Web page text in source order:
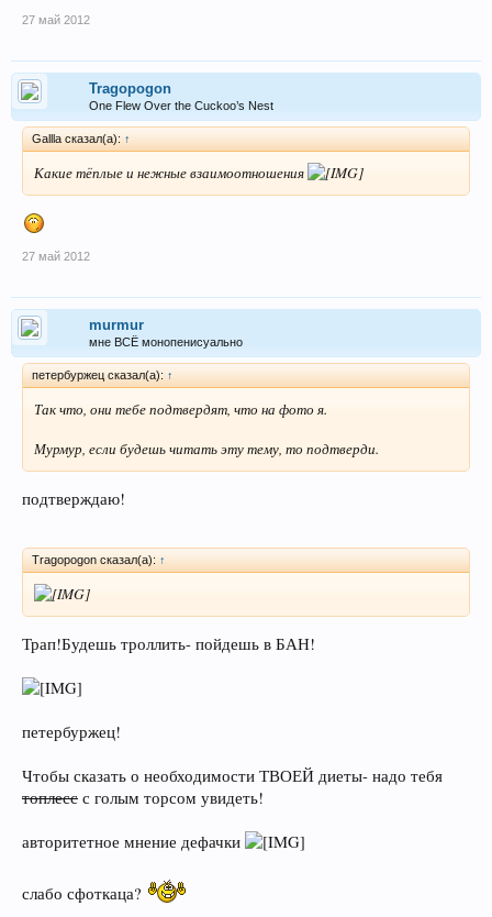
27 май 2012
Tragopogon
One Flew Over the Cuckoo’s Nest
Gallla сказал(а): ↑
Какие тёплые и нежные взаимоотношения
27 май 2012
murmur
мне ВСЁ монопенисуально
петербуржец сказал(а): ↑
Так что, они тебе подтвердят, что на фото я.
Мурмур, если будешь читать эту тему, то подтверди.
подтверждаю!
Tragopogon сказал(а): ↑
Трап!Будешь троллить- пойдешь в БАН!
петербуржец!
Чтобы сказать о необходимости ТВОЕЙ диеты- надо тебя
топлесс с голым торсом увидеть!
авторитетное мнение дефачки
слабо сфоткаца?